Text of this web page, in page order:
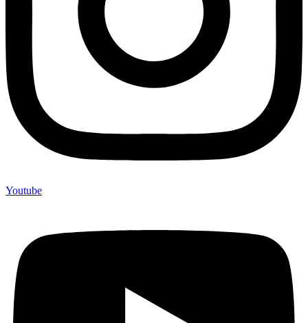
Youtube